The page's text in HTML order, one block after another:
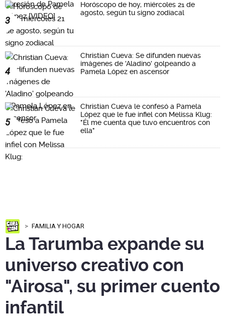
3
Horóscopo de hoy, miércoles 21 de
agosto, según tu signo zodiacal
4
Christian Cueva: Se difunden nuevas
imágenes de 'Aladino' golpeando a
Pamela López en ascensor
5
Christian Cueva le confesó a Pamela
López que le fue infiel con Melissa Klug:
"Él me cuenta que tuvo encuentros con
ella"
FAMILIA Y HOGAR
La Tarumba expande su
universo creativo con
"Airosa", su primer cuento
infantil